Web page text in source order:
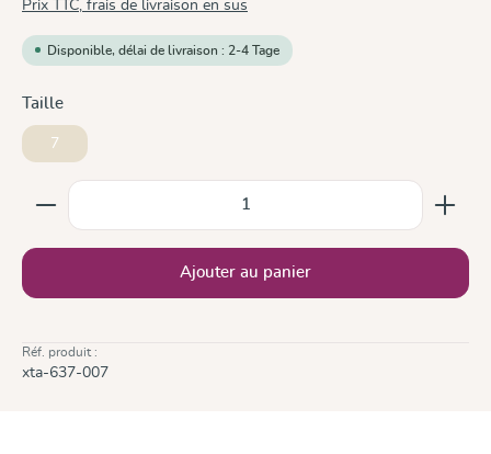
Prix TTC, frais de livraison en sus
Disponible, délai de livraison : 2-4 Tage
Sélectionnez
Taille
7
Quantité de produit : Entrez la quantité souhaitée
Ajouter au panier
Réf. produit :
xta-637-007